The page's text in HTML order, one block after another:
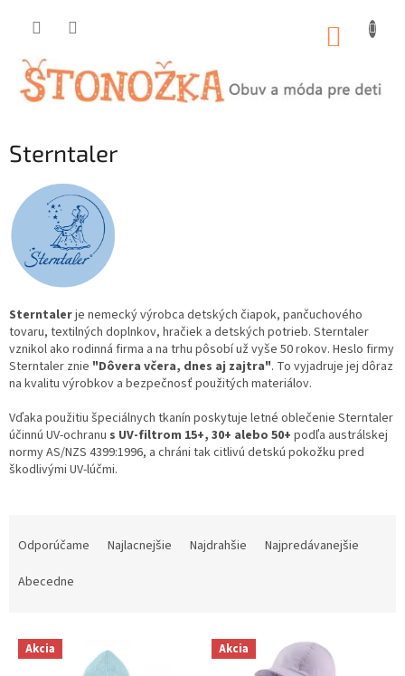
Sterntaler
Sterntalerje nemecký výrobca detských čiapok, pančuchového
tovaru, textilných doplnkov, hračiek a detských potrieb. Sterntaler
vznikol ako rodinná firma a na trhu pôsobí už vyše 50 rokov. Heslo firmy
Sterntaler znie "Dôvera včera, dnes aj zajtra". To vyjadruje jej dôraz
na kvalitu výrobkov a bezpečnosť použitých materiálov.
Vďaka použitiu špeciálnych tkanín poskytuje letné oblečenie Sterntaler
účinnú UV-ochranu s UV-filtrom 15+, 30+ alebo 50+ podľa austrálskej
normy AS/NZS 4399:1996, a chráni tak citlivú detskú pokožku pred
škodlivými UV-lúčmi.
p
Odporúčame Najlacnejšie Najdrahšie
Najpredávanejšie
Abecedne
V Akcia Akcia